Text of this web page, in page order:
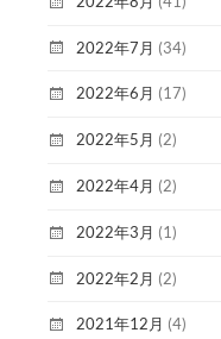
2022年7月 (34)
2022年6月 (17)
2022年5月 (2)
2022年4月 (2)
2022年3月 (1)
2022年2月 (2)
2021年12月 (4)